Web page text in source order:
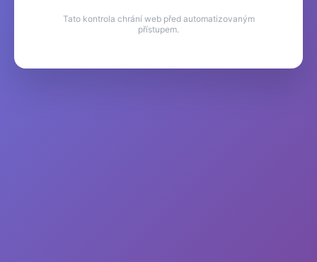
Tato kontrola chrání web před automatizovaným
přístupem.